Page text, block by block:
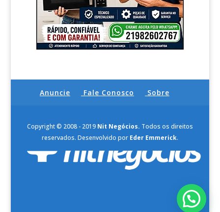
Anuncie Fale Conosco Sobre
Copyright © 2008 - 2019 Nit Negócios. Todos os direitos
reservados. Desenvolvido por Eder Emmerick.